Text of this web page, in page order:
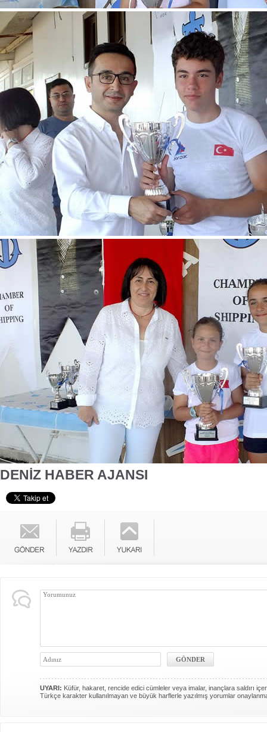
​DENİZ HABER AJANSI
UYARI: Küfür, hakaret, rencide edici cümleler veya imalar, inançlara saldırı
Türkçe karakter kullanılmayan ve büyük harflerle yazılmış yorumlar
Varlık Fonu’ndan
açıklaması
Alsancak Limanı’nın
dönem başlarken, Türkiye
Yatırımlardan Sorumlu
Yardımcısı Aziz Murat
satış ya da imtiyaz devri
belirterek, “Yük limanı
yerli ve milli Alport’a
açıklamasında
Dörtel Gemi Söküm AB
çıkarıldı
Aliağa’daki Dörtel Gemi
Gemi Geri Dönüşüm
özellikle özellikle kıyı şeridi
ilişkin hükümlere
listesinden